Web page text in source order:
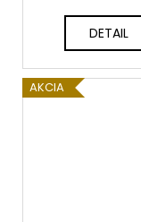
DETAIL
AKCIA